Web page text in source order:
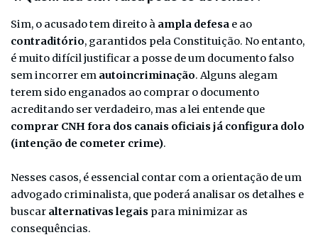
Sim, o acusado tem direito à ampla defesa e ao
contraditório, garantidos pela Constituição. No entanto,
é muito difícil justificar a posse de um documento falso
sem incorrer em autoincriminação. Alguns alegam
terem sido enganados ao comprar o documento
acreditando ser verdadeiro, mas a lei entende que
comprar CNH fora dos canais oficiais já configura dolo
(intenção de cometer crime).
Nesses casos, é essencial contar com a orientação de um
advogado criminalista, que poderá analisar os detalhes e
buscar alternativas legais para minimizar as
consequências.